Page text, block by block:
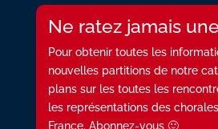
Ne ratez jamais
Pour obtenir toutes les
nouvelles partitions de notre
plans sur les toutes les
les représentations des
France. Abonnez-vous 🙂